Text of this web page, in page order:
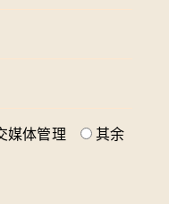
媒体管理
其余